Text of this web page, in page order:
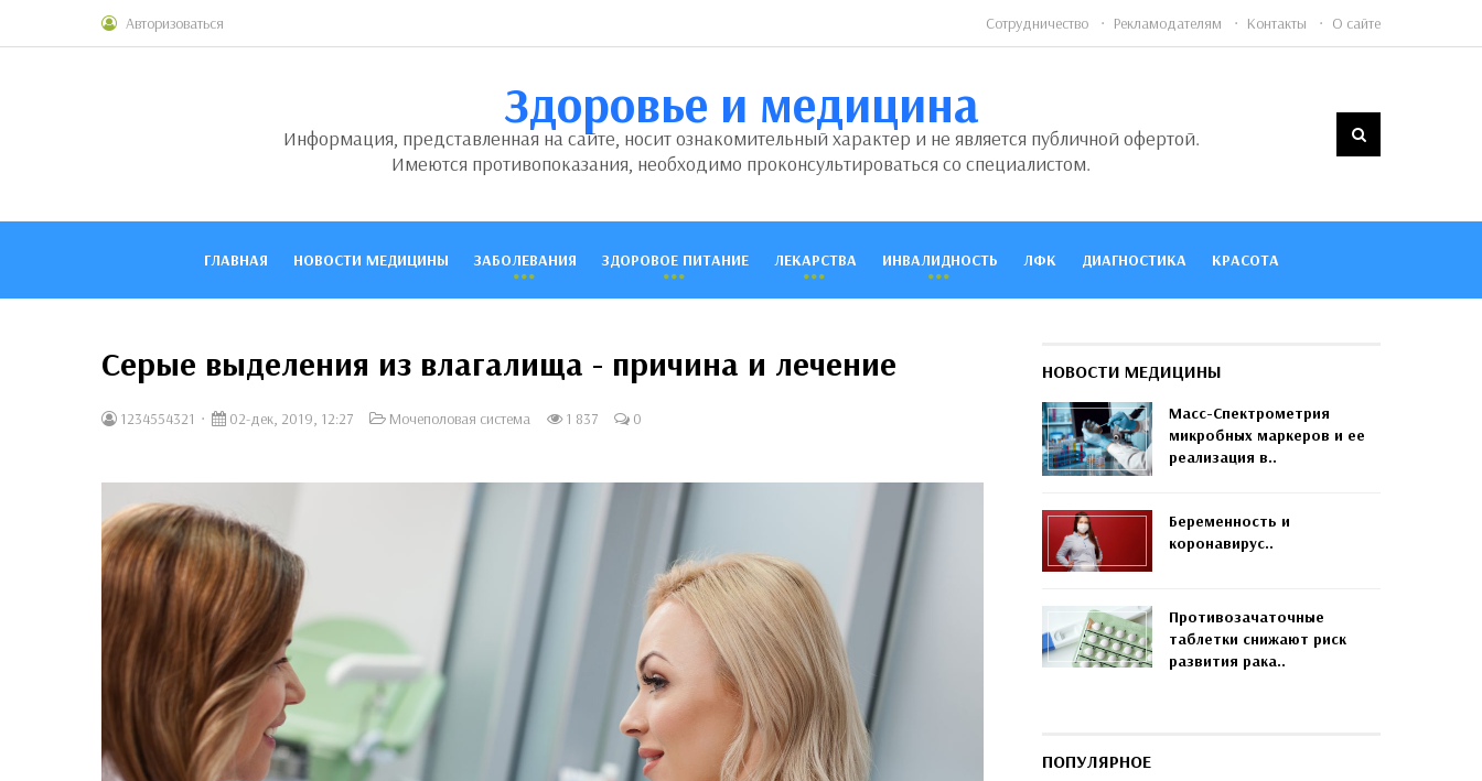
Авторизоваться Сотрудничество Рекламодателям Контакты О сайте
Здоровье и медицина
Информация, представленная на сайте, носит ознакомительный характер и не является публичной офертой.
Имеются противопоказания, необходимо проконсультироваться со специалистом.
ГЛАВНАЯ НОВОСТИ МЕДИЦИНЫ ЗАБОЛЕВАНИЯ ЗДОРОВОЕ ПИТАНИЕ ЛЕКАРСТВА ИНВАЛИДНОСТЬ ЛФК ДИАГНОСТИКА КРАСОТА
Серые выделения из влагалища - причина и лечение
1234554321 02-дек, 2019, 12:27 Мочеполовая система 1 837 0
НОВОСТИ МЕДИЦИНЫ
Масс-Спектрометрия
микробных маркеров и ее
реализация в..
Беременность и
коронавирус..
Противозачаточные
таблетки снижают риск
развития рака..
ПОПУЛЯРНОЕ